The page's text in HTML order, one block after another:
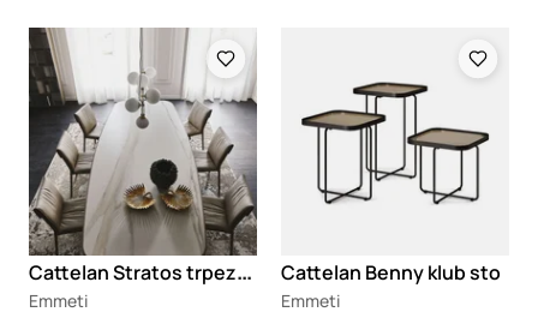
Loading
C
attelan Stratos trpezarijski sto
Emmeti
Cattelan Benny klub sto
Emmeti